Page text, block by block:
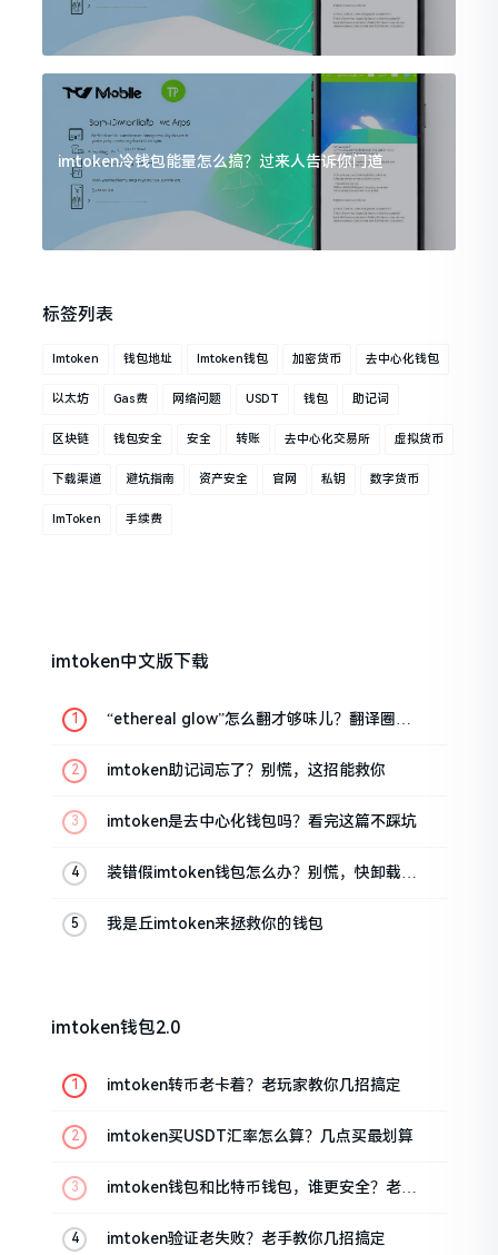
imtoken冷钱包能量怎么搞？过来人告诉你门道
标签列表
Imtoken 钱包地址 Imtoken钱包 加密货币 去中心化钱包
以太坊 Gas费 网络问题 USDT 钱包 助记词
区块链 钱包安全 安全 转账 去中心化交易所 虚拟货币
下载渠道 避坑指南 资产安全 官网 私钥 数字货币
ImToken 手续费
imtoken中文版下载
“ethereal glow”怎么翻才够味儿？翻译圈老
imtoken助记词忘了？别慌，这招能救你
imtoken是去中心化钱包吗？看完这篇不踩坑
装错假imtoken钱包怎么办？别慌，快卸载，
我是丘imtoken来拯救你的钱包
imtoken钱包2.0
imtoken转币老卡着？老玩家教你几招搞定
imtoken买USDT汇率怎么算？几点买最划算
imtoken钱包和比特币钱包，谁更安全？老玩
imtoken验证老失败？老手教你几招搞定